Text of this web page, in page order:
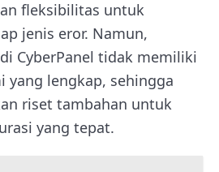
fleksibilitas untuk
jenis eror. Namun,
CyberPanel tidak memiliki
yang lengkap, sehingga
riset tambahan untuk
yang tepat.